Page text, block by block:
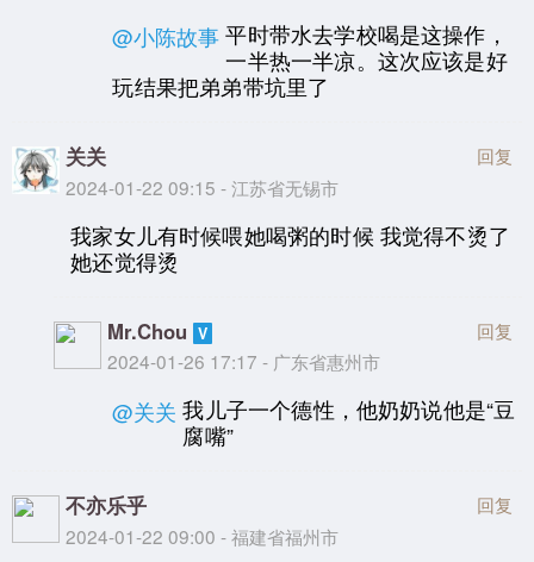
@小陈故事 平时带水去学校喝是这操作，
一半热一半凉。这次应该是好
玩结果把弟弟带坑里了
关关
2024-01-22 09:15 - 江苏省无锡市
回复
我家女儿有时候喂她喝粥的时候 我觉得不烫了
她还觉得烫
Mr.Chou
2024-01-26 17:17 - 广东省惠州市
回复
@关关 我儿子一个德性，他奶奶说他是“豆
腐嘴”
不亦乐乎
2024-01-22 09:00 - 福建省福州市
回复